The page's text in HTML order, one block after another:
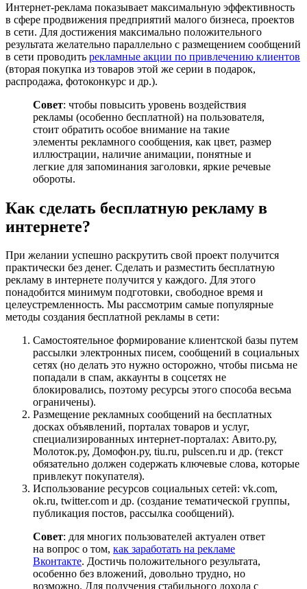
Интернет-реклама показывает максимальную эффективность
в сфере продвижения предприятий малого бизнеса, проектов
в сети. Для достижения максимально положительного
результата желательно параллельно с размещением сообщений
в сети проводить рекламные акции по привлечению клиентов
(вторая покупка из товаров этой же серии в подарок,
распродажа, фотоконкурс и др.).
Совет: чтобы повысить уровень воздействия
рекламы (особенно бесплатной) на пользователя,
стоит обратить особое внимание на такие
элементы рекламного сообщения, как цвет, размер
иллюстрации, наличие анимации, понятные и
легкие для запоминания заголовки, яркие речевые
обороты.
Как сделать бесплатную рекламу в
интернете?
При желании успешно раскрутить свой проект получится
практически без денег. Сделать и разместить бесплатную
рекламу в интернете получится у каждого. Для этого
понадобится минимум подготовки, свободное время и
целеустремленность. Мы рассмотрим самые популярные
методы создания бесплатной рекламы в сети:
Самостоятельное формирование клиентской базы путем
рассылки электронных писем, сообщений в социальных
сетях (но делать это нужно осторожно, чтобы письма не
попадали в спам, аккаунты в соцсетях не
блокировались, поэтому ресурсы этого способа весьма
ограничены).
Размещение рекламных сообщений на бесплатных
досках объявлений, порталах товаров и услуг,
специализированных интернет-порталах: Авито.ру,
Молоток.ру, Домофон.ру, tiu.ru, pulscen.ru и др. (текст
обязательно должен содержать ключевые слова, которые
привлекут покупателя).
Использование ресурсов социальных сетей: vk.com,
ok.ru, twitter.com и др. (создание тематической группы,
публикация постов, рассылка сообщений).
Совет: для многих пользователей актуален ответ
на вопрос о том, как заработать на рекламе
Вконтакте. Достичь положительного результата,
особенно без вложений, довольно трудно, но
возможно. Для получения стабильного дохода с